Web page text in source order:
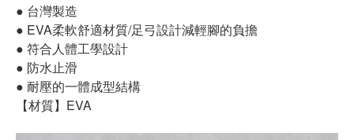
● 台灣製造
● EVA柔軟舒適材質/足弓設計減輕腳的負擔
● 符合人體工學設計
● 防水止滑
● 耐壓的一體成型結構
【材質】EVA